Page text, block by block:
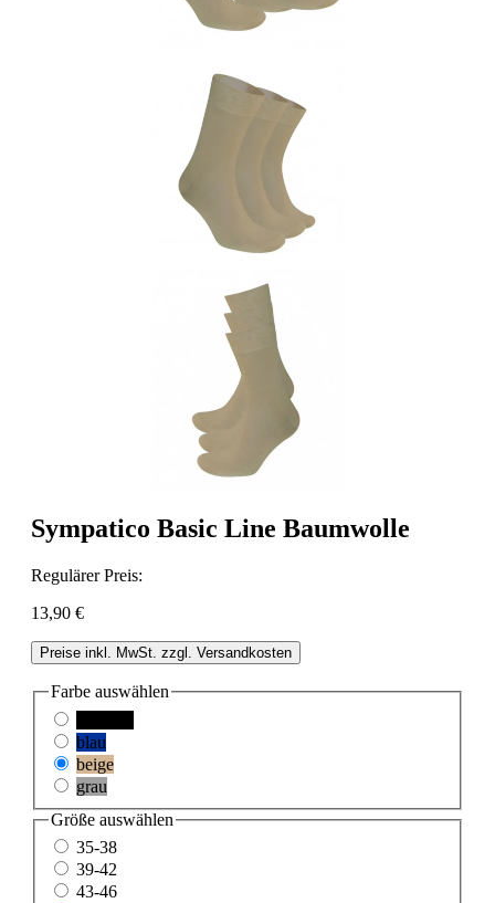
Sympatico Basic Line Baumwolle
Regulärer Preis:
13,90 €
Preise inkl. MwSt. zzgl. Versandkosten
Farbe auswählen
blau
beige
grau
Größe auswählen
35-38
39-42
43-46